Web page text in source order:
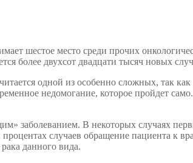
шестое место среди прочих
более двухсот двадцати тысяч новых
одной из особенно сложных, так
недомогание, которое пройдет
заболеванием. В некоторых случаях
случаев обращение пациента к
данного вида.